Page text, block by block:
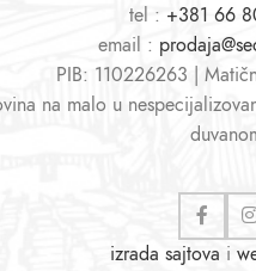
tel : +381 66
email :
PIB: 110226263 |
na malo u
izrada sajtova i